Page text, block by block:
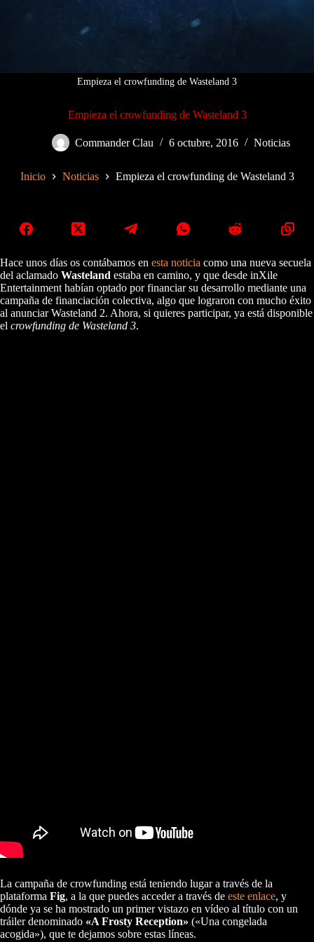
Empieza el crowfunding de Wasteland 3
Empieza el crowfunding de Wasteland 3
Commander Clau 6 octubre, 2016 Noticias
Inicio Noticias Empieza el crowfunding de Wasteland 3
Hace unos días os contábamos en esta noticia como una nueva secuela
del aclamado Wasteland estaba en camino, y que desde inXile
Entertainment habían optado por financiar su desarrollo mediante una
campaña de financiación colectiva, algo que lograron con mucho éxito
al anunciar Wasteland 2. Ahora, si quieres participar, ya está disponible
el crowfunding de Wasteland 3.
La campaña de crowfunding está teniendo lugar a través de la
plataforma Fig, a la que puedes acceder a través de este enlace, y
dónde ya se ha mostrado un primer vistazo en vídeo al título con un
tráiler denominado «A Frosty Reception» («Una congelada
acogida»), que te dejamos sobre estas líneas.